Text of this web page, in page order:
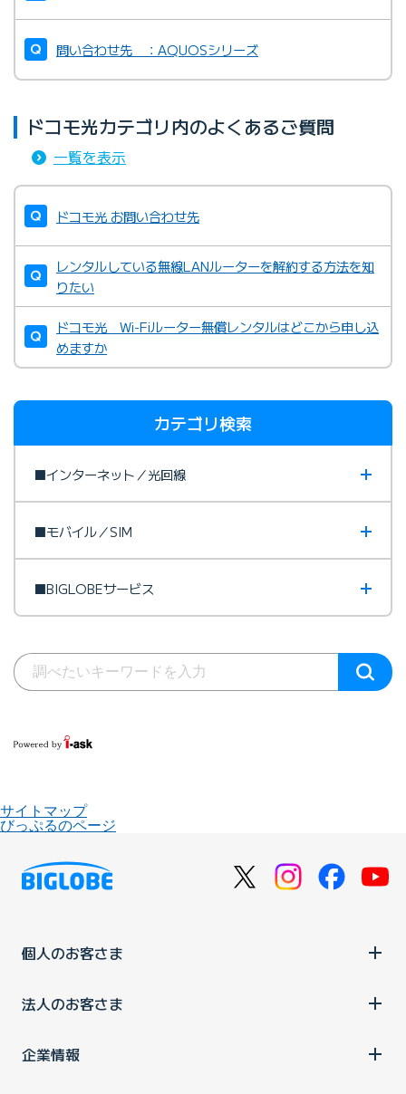
問い合わせ先 ：AQUOSシリーズ
ドコモ光カテゴリ内のよくあるご質問
一覧を表示
ドコモ光 お問い合わせ先
レンタルしている無線LANルーターを解約する方法を知
りたい
ドコモ光 Wi-Fiルーター無償レンタルはどこから申し込
めますか
カテゴリ検索
■インターネット／光回線
■モバイル／SIM
■BIGLOBEサービス
サイトマップ
びっぷるのページ
個人のお客さま
法人のお客さま
企業情報